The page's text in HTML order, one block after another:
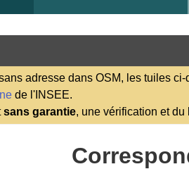
adresse dans OSM, les tuiles
de l'INSEE.
sans garantie, une vérification et